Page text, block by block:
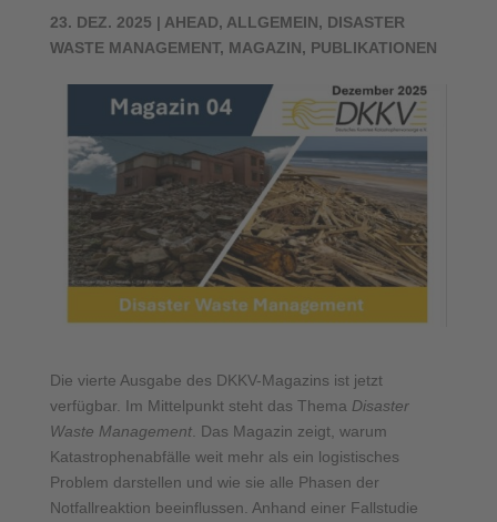
23. DEZ. 2025 | AHEAD, ALLGEMEIN, DISASTER
WASTE MANAGEMENT, MAGAZIN, PUBLIKATIONEN
Die vierte Ausgabe des DKKV-Magazins ist jetzt
verfügbar. Im Mittelpunkt steht das Thema Disaster
Waste Management. Das Magazin zeigt, warum
Katastrophenabfälle weit mehr als ein logistisches
Problem darstellen und wie sie alle Phasen der
Notfallreaktion beeinflussen. Anhand einer Fallstudie